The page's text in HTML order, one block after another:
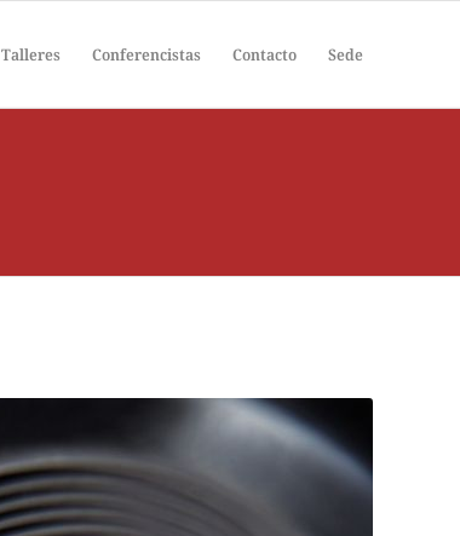
Talleres Conferencistas Contacto Sede